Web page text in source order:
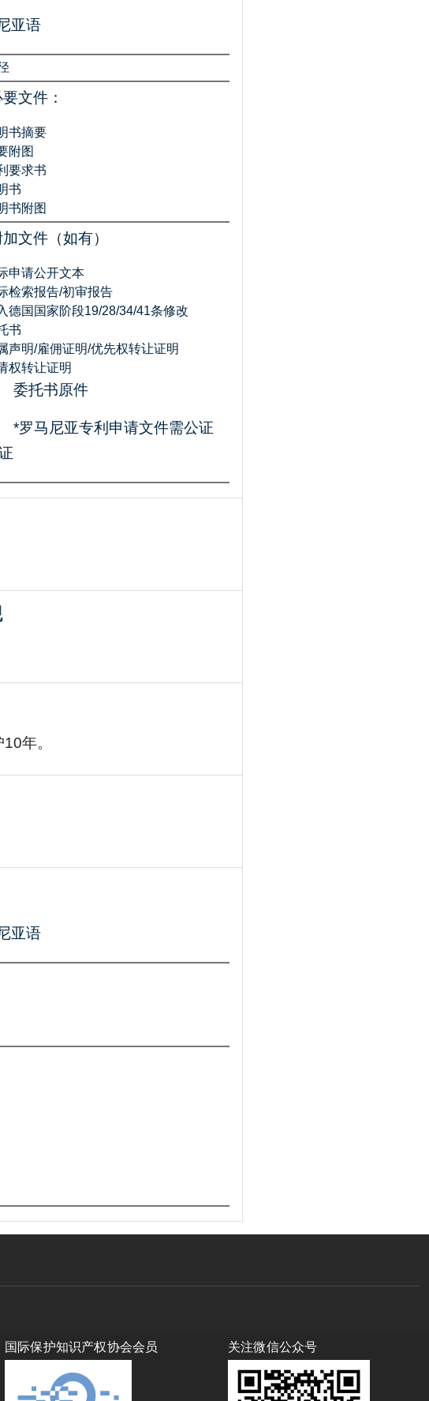
亚语
文件：
书摘要
附图
要求书
书
书附图
加文件（如有）
申请公开文本
检索报告/初审报告
德国国家阶段19/28/34/41条修改
书
声明/雇佣证明/优先权转让证明
权转让证明
委托书原件
*罗马尼亚专利申请文件需公证
年。
亚语
国际保护知识产权协会会员 关注微信公众号